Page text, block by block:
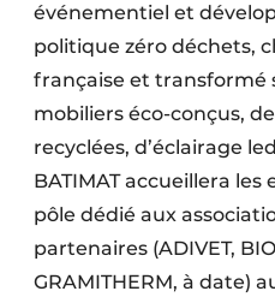
événementiel et
politique zéro déchets,
française et transformé
mobiliers éco-conçus,
recyclées, d’éclairage
BATIMAT accueillera les
pôle dédié aux
partenaires (ADIVET,
GRAMITHERM, à date)